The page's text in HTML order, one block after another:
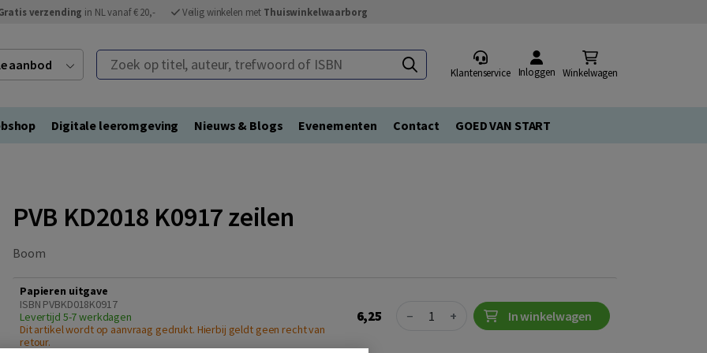
verzending in NL vanaf € 20,- Veilig winkelen met Thuiswinkelwaarborg
aanbod Zoek op titel, auteur, trefwoord of ISBN
Klantenservice Inloggen Winkelwagen
Digitale leeromgeving Nieuws & Blogs Evenementen Contact GOED VAN START
PVB KD2018 K0917 zeilen
Boom
Papieren uitgave
ISBN PVBKD018K0917
Levertijd 5-7 werkdagen
Dit artikel wordt op aanvraag gedrukt. Hierbij geldt geen recht van
retour.
6,25 Quantity
− + In winkelwagen